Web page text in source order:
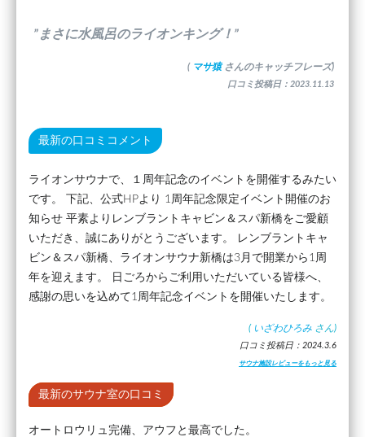
”まさに水風呂のライオンキング！”
( マサ猿 さんのキャッチフレーズ)
口コミ投稿日：2023.11.13
最新の口コミコメント
ライオンサウナで、１周年記念のイベントを開催するみたい
です。 下記、公式HPより 1周年記念限定イベント開催のお
知らせ 平素よりレンブラントキャビン＆スパ新橋をご愛顧
いただき、誠にありがとうございます。 レンブラントキャ
ビン＆スパ新橋、ライオンサウナ新橋は3月で開業から1周
年を迎えます。 日ごろからご利用いただいている皆様へ、
感謝の思いを込めて1周年記念イベントを開催いたします。
( いざわひろみ さん)
口コミ投稿日：2024.3.6
サウナ施設レビューをもっと見る
最新のサウナ室の口コミ
オートロウリュ完備、アウフと最高でした。